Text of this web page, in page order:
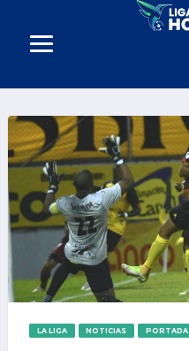
LA LIGA NOTICIAS PORTADA